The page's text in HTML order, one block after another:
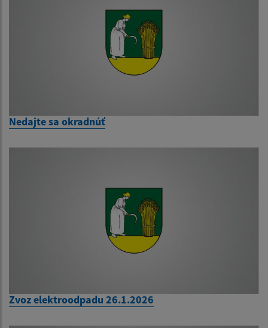
Nedajte sa okradnúť
Zvoz elektroodpadu 26.1.2026